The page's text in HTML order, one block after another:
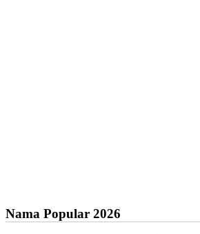
Nama Popular 2026